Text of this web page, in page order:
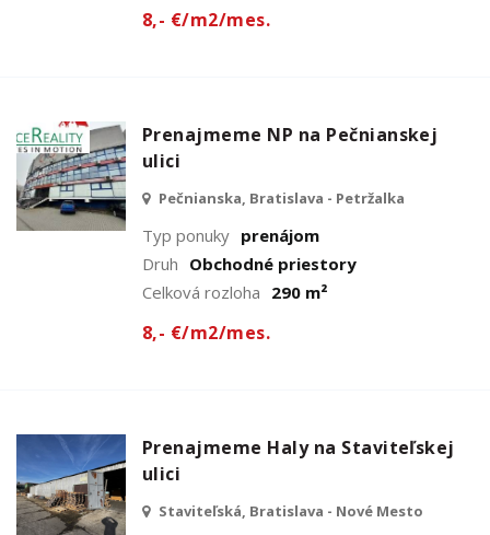
8,- €/m2/mes.
Prenajmeme NP na Pečnianskej
ulici
Pečnianska, Bratislava - Petržalka
Typ ponuky prenájom
Druh Obchodné priestory
Celková rozloha 290 m²
8,- €/m2/mes.
Prenajmeme Haly na Staviteľskej
ulici
Staviteľská, Bratislava - Nové Mesto